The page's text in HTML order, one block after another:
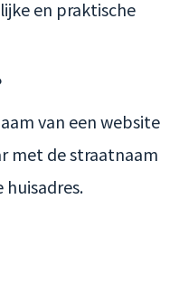
en praktische
van een website
met de straatnaam